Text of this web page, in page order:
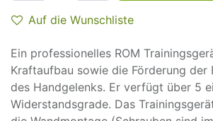
Auf die Wunschliste
Ein professionelles ROM
Kraftaufbau sowie die Förderung der
des Handgelenks. Er verfügt über 5
Widerstandsgrade. Das